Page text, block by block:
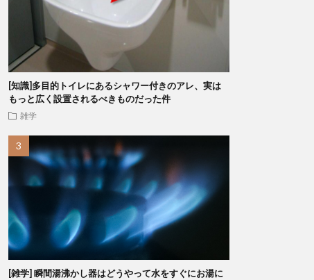
[知識]多目的トイレにあるシャワー付きのアレ、実は
もっと広く設置されるべきものだった件
雑学
[雑学] 瞬間湯沸かし器はどうやって水をすぐにお湯に